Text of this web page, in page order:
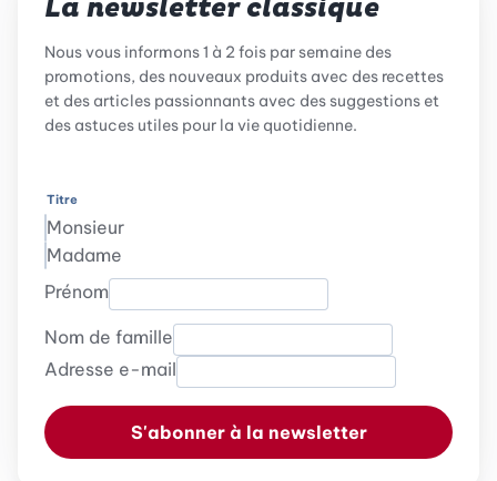
La newsletter classique
Nous vous informons 1 à 2 fois par semaine des
promotions, des nouveaux produits avec des recettes
et des articles passionnants avec des suggestions et
des astuces utiles pour la vie quotidienne.
Titre
Monsieur
Madame
Prénom
Nom de famille
Adresse e-mail
S'abonner à la newsletter